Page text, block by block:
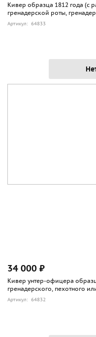
Кивер образца 1812 года (с
гренадерской роты,
Артикул: 64833
34 000 ₽
Кивер унтер-офицера
гренадерского, пехотного
Артикул: 64832